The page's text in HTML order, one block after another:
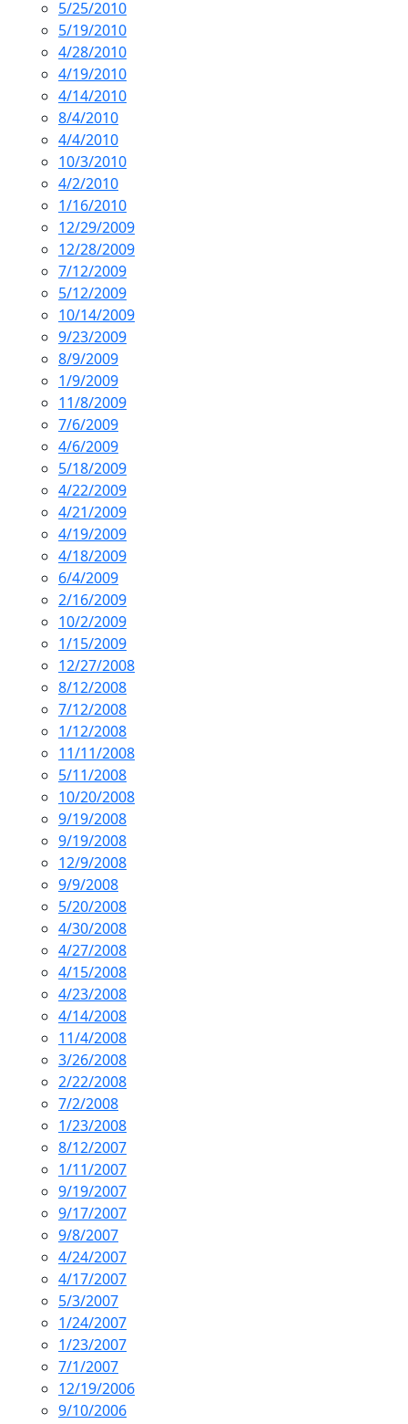
5/25/2010
5/19/2010
4/28/2010
4/19/2010
4/14/2010
8/4/2010
4/4/2010
10/3/2010
4/2/2010
1/16/2010
12/29/2009
12/28/2009
7/12/2009
5/12/2009
10/14/2009
9/23/2009
8/9/2009
1/9/2009
11/8/2009
7/6/2009
4/6/2009
5/18/2009
4/22/2009
4/21/2009
4/19/2009
4/18/2009
6/4/2009
2/16/2009
10/2/2009
1/15/2009
12/27/2008
8/12/2008
7/12/2008
1/12/2008
11/11/2008
5/11/2008
10/20/2008
9/19/2008
9/19/2008
12/9/2008
9/9/2008
5/20/2008
4/30/2008
4/27/2008
4/15/2008
4/23/2008
4/14/2008
11/4/2008
3/26/2008
2/22/2008
7/2/2008
1/23/2008
8/12/2007
1/11/2007
9/19/2007
9/17/2007
9/8/2007
4/24/2007
4/17/2007
5/3/2007
1/24/2007
1/23/2007
7/1/2007
12/19/2006
9/10/2006